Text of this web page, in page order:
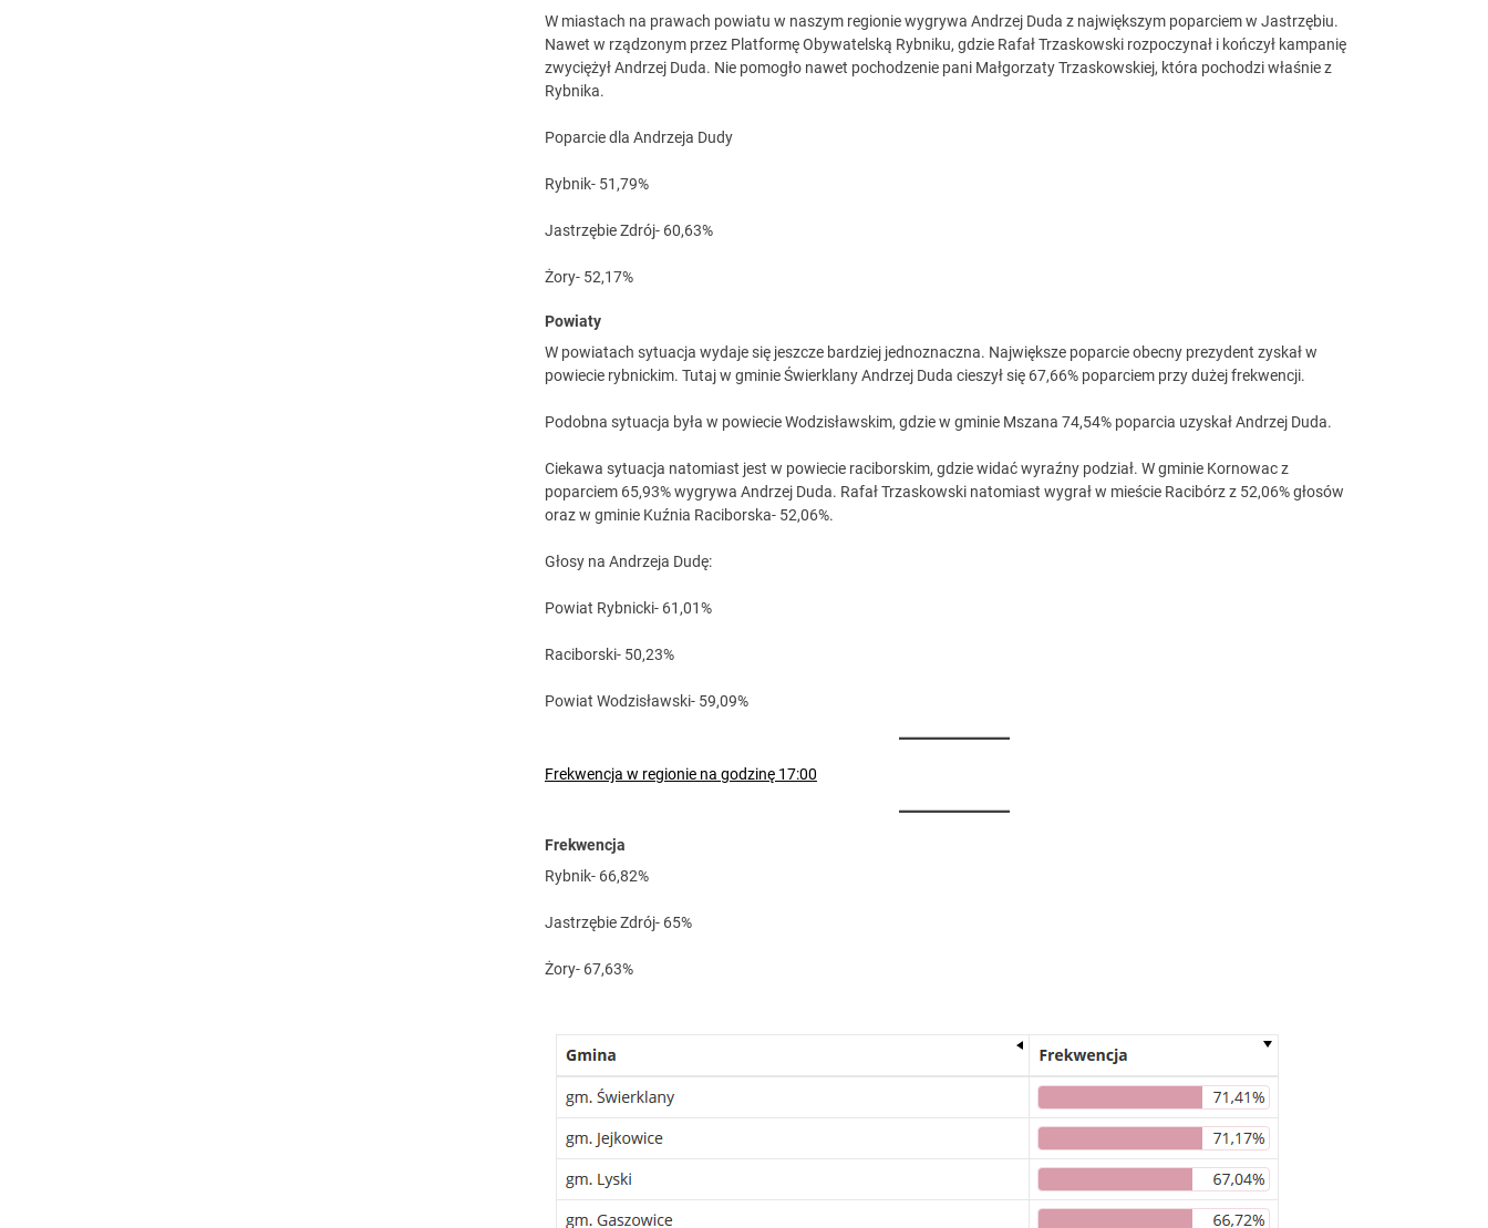
W miastach na prawach powiatu w naszym regionie wygrywa Andrzej Duda z największym poparciem w Jastrzębiu.
Nawet w rządzonym przez Platformę Obywatelską Rybniku, gdzie Rafał Trzaskowski rozpoczynał i kończył kampanię
zwyciężył Andrzej Duda. Nie pomogło nawet pochodzenie pani Małgorzaty Trzaskowskiej, która pochodzi właśnie z
Rybnika.
Poparcie dla Andrzeja Dudy
Rybnik- 51,79%
Jastrzębie Zdrój- 60,63%
Żory- 52,17%
Powiaty
W powiatach sytuacja wydaje się jeszcze bardziej jednoznaczna. Największe poparcie obecny prezydent zyskał w
powiecie rybnickim. Tutaj w gminie Świerklany Andrzej Duda cieszył się 67,66% poparciem przy dużej frekwencji.
Podobna sytuacja była w powiecie Wodzisławskim, gdzie w gminie Mszana 74,54% poparcia uzyskał Andrzej Duda.
Ciekawa sytuacja natomiast jest w powiecie raciborskim, gdzie widać wyraźny podział. W gminie Kornowac z
poparciem 65,93% wygrywa Andrzej Duda. Rafał Trzaskowski natomiast wygrał w mieście Racibórz z 52,06% głosów
oraz w gminie Kuźnia Raciborska- 52,06%.
Głosy na Andrzeja Dudę:
Powiat Rybnicki- 61,01%
Raciborski- 50,23%
Powiat Wodzisławski- 59,09%
Frekwencja w regionie na godzinę 17:00
Frekwencja
Rybnik- 66,82%
Jastrzębie Zdrój- 65%
Żory- 67,63%